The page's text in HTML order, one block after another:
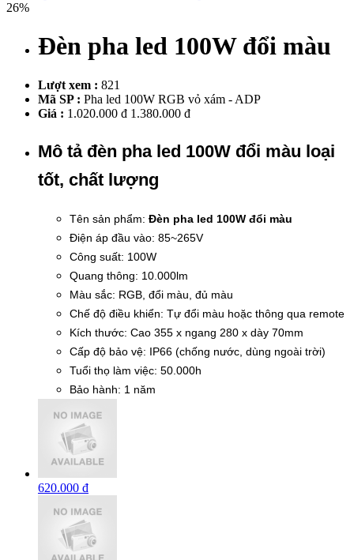
26%
Đèn pha led 100W đổi màu
Lượt xem : 821
Mã SP : Pha led 100W RGB vỏ xám - ADP
Giá : 1.020.000 đ 1.380.000 đ
Mô tả đèn pha led 100W đổi màu loại
tốt, chất lượng
Tên sản phẩm: Đèn pha led 100W đổi màu
Điện áp đầu vào: 85~265V
Công suất: 100W
Quang thông: 10.000lm
Màu sắc: RGB, đổi màu, đủ màu
Chế độ điều khiển: Tự đổi màu hoặc thông qua remote
Kích thước: Cao 355 x ngang 280 x dày 70mm
Cấp độ bảo vệ: IP66 (chống nước, dùng ngoài trời)
Tuổi thọ làm việc: 50.000h
Bảo hành: 1 năm
620.000 đ